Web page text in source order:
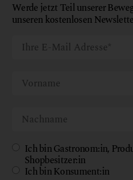
Werde jetzt Teil unserer
unseren kostenlosen
Ich bin Gastronom:in,
Shopbesitzer:in
Ich bin Konsument:in